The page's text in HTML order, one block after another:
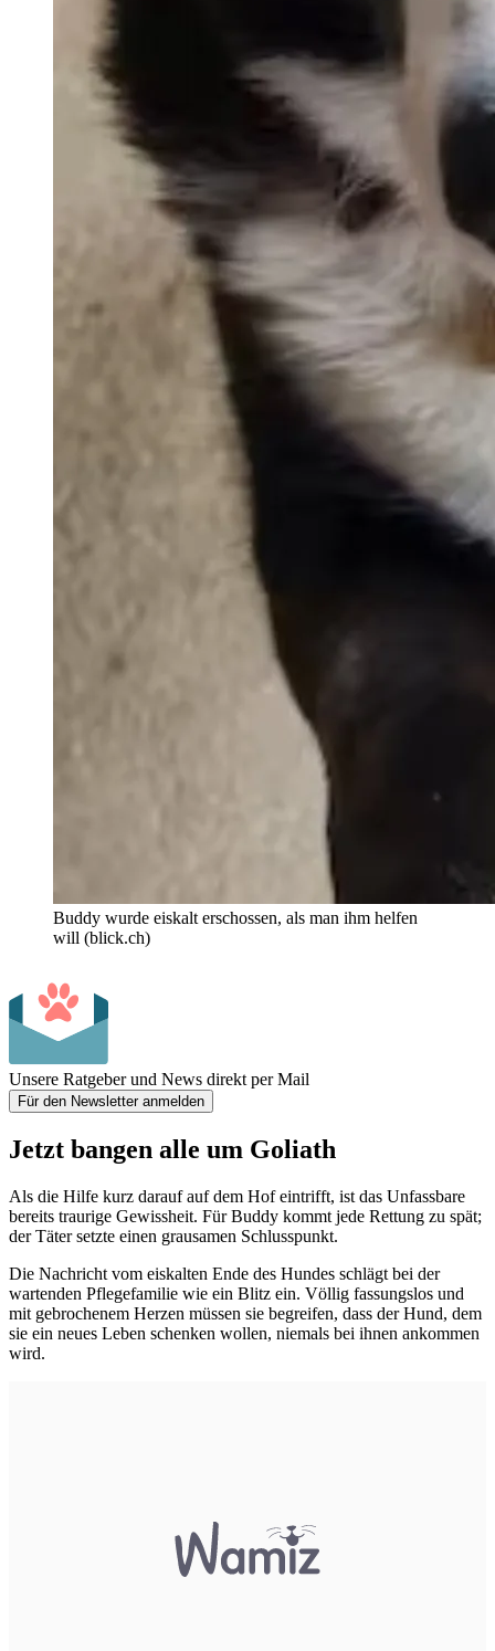
Buddy wurde eiskalt erschossen, als man ihm helfen
will (blick.ch)
Unsere Ratgeber und News direkt per Mail
Für den Newsletter anmelden
Jetzt bangen alle um Goliath
Als die Hilfe kurz darauf auf dem Hof eintrifft, ist das Unfassbare
bereits traurige Gewissheit. Für Buddy kommt jede Rettung zu spät;
der Täter setzte einen grausamen Schlusspunkt.
Die Nachricht vom eiskalten Ende des Hundes schlägt bei der
wartenden Pflegefamilie wie ein Blitz ein. Völlig fassungslos und
mit gebrochenem Herzen müssen sie begreifen, dass der Hund, dem
sie ein neues Leben schenken wollen, niemals bei ihnen ankommen
wird.